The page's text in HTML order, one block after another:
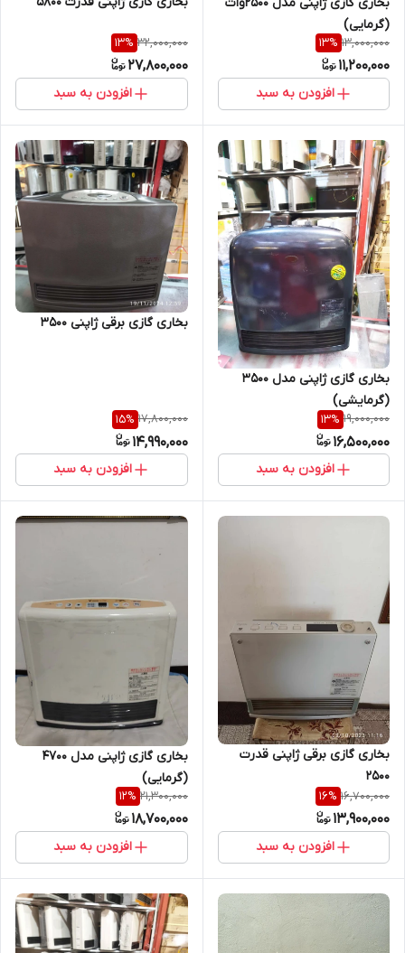
(گرمایی)
13,000,000
13%
11,200,000
افزودن به سبد
32,000,000
13%
27,800,000
افزودن به سبد
بخاری گازی ژاپنی مدل ۳۵۰۰
(گرمایشی)
19,000,000
13%
16,500,000
افزودن به سبد
بخاری گازی برقی ژاپنی 3500
17,800,000
15%
14,990,000
افزودن به سبد
بخاری گازی برقی ژاپنی قدرت
2500
16,700,000
16%
13,900,000
افزودن به سبد
بخاری گازی ژاپنی مدل ۴۷۰۰
(گرمایی)
21,300,000
12%
18,700,000
افزودن به سبد